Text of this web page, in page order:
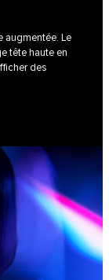
augmentée. Le
tête haute en
des